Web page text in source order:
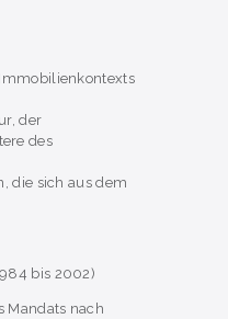
der
des
die sich aus dem
bis 2002)
Mandats nach